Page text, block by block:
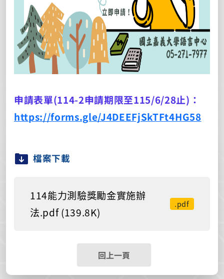
申請表單(114-2申請期限至115/6/28止)：
https://forms.gle/J4DEEFjSkTFt4HG58
檔案下載
114能力測驗獎勵金實施辦
法.pdf (139.8K)
.pdf
回上一頁